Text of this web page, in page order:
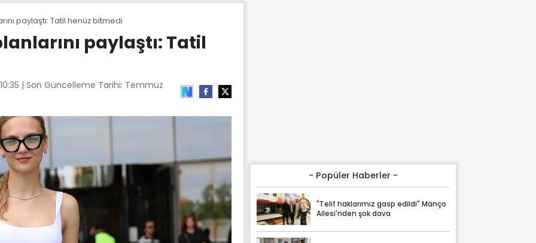
paylaştı: Tatil henüz bitmedi
paylaştı: Tatil
| Son Güncelleme Tarihi: Temmuz
- Popüler Haberler -
"Telif haklarımız gasp edildi" Manço
Ailesi'nden şok dava